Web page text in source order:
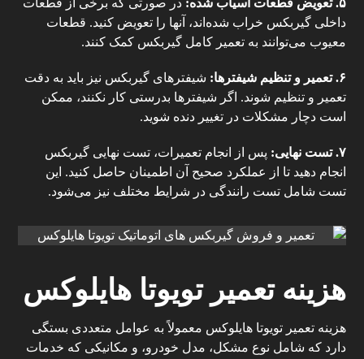
۵.تعویض قطعات آسیاب شده: در صورتی که برخی از قطعات
داخلی گیربکس خراب شده‌اند، آنها را تعویض کنید. قطعات
معیوب می‌توانند به تعمیر کامل گیربکس کمک کنند.
۶.تعمیر و تنظیم شیفترها: شیفترهای گیربکس نیز باید به دقت
تعمیر و تنظیم شوند. اگر شیفترها بدرستی کار نکنند، ممکن
است دچار مشکلات در تغییر دنده شوید.
۷.تست نهایی: پس از انجام تعمیرات، تست نهایی گیربکس
انجام دهید تا از عملکرد صحیح آن اطمینان حاصل کنید. این
تست شامل تست رانندگی در شرایط مختلف نیز می‌شود.
هزینه تعمیر تویوتا هایلوکس
هزینه تعمیر تویوتا هایلوکس معمولاً به عوامل متعددی بستگی
دارد که شامل نوع مشکل، مدل خودرو، و مکانیکی که خدمات